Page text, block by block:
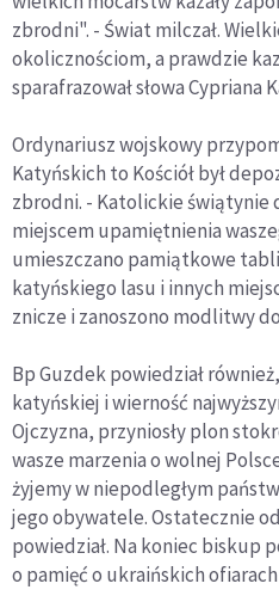
zbrodni". - Świat milczał.
okolicznościom, a prawdzie
sparafrazował słowa Cypriana
Ordynariusz wojskowy
Katyńskich to Kościół był
zbrodni. - Katolickie świątynie
miejscem upamiętnienia
umieszczano pamiątkowe
katyńskiego lasu i innych
znicze i zanoszono modlitwy
Bp Guzdek powiedział
katyńskiej i wierność
Ojczyzna, przyniosły plon
wasze marzenia o wolnej
żyjemy w niepodległym
jego obywatele. Ostatecznie
powiedział. Na koniec biskup
o pamięć o ukraińskich